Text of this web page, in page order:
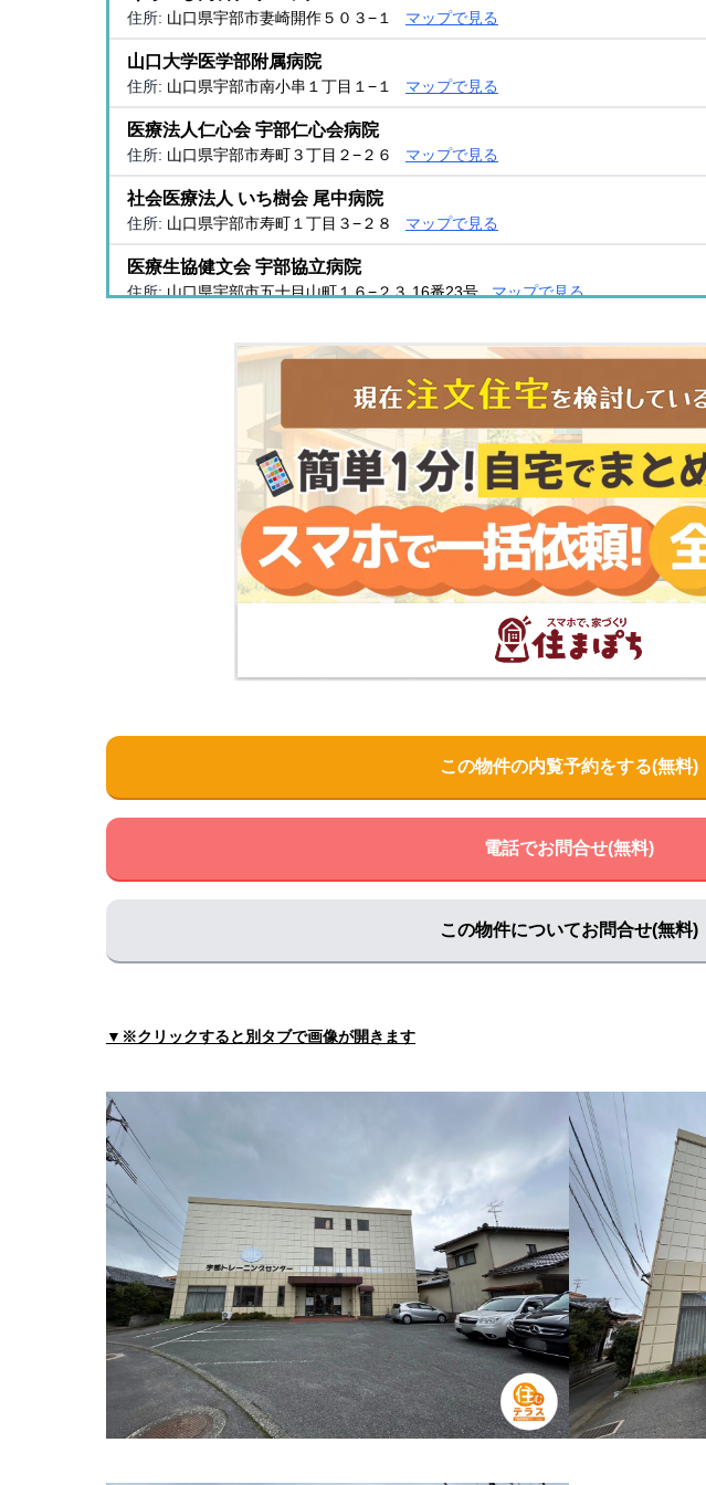
住所: 山口県宇部市妻崎開作５０３−１ マップで見る
山口大学医学部附属病院
住所: 山口県宇部市南小串１丁目１−１ マップで見る
医療法人仁心会 宇部仁心会病院
住所: 山口県宇部市寿町３丁目２−２６ マップで見る
社会医療法人 いち樹会 尾中病院
住所: 山口県宇部市寿町１丁目３−２８ マップで見る
医療生協健文会 宇部協立病院
住所:山口県宇部市五十目山町１６−２３ 16番23号 マップで見る
山口県宇部市昭和町１丁目２−１５ マップで見る
山口県宇部市海南町２−２５ マップで見る
たお内科クリニック
山口県宇部市島２丁目４−１１ マップで見る
山口大学医学部附属病院 診療科外来 耳鼻咽喉科
山口県Outpatient Clinical Building, １丁目-１-１ 南小串 宇部市 マップで見る
山口大学医学部 附属病院診療科外来泌尿器科
マップで見る
水木神経内科医院
マップで見る
医療法人 博愛会 宇部記念病院
マップで見る
山口大学医学部附属病院 診療科外来 脳神経外科
住所:山口県宇部市琴芝町２丁目１−１０
吉永外科医院
恩田ホームクリニック
住所: 山口県宇部市草江２丁目１−４５ マップで見る
山口大学医学部 眼科学研究室
住所:山口県宇部市南小串１丁目１−１ 本館 マップで見る
有好内科クリニック
住所:山口県宇部市東梶返３丁目９−２１ マップで見る
この物件の内覧予約をする(無料)
電話でお問合せ(無料)
この物件についてお問合せ(無料)
▼※クリックすると別タブで画像が開きます